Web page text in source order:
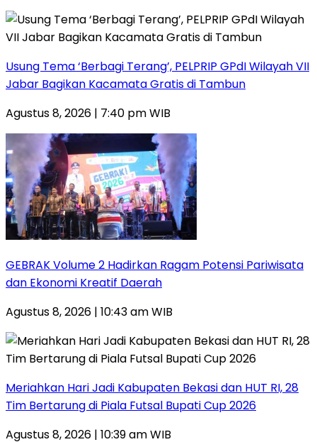
‎Usung Tema ‘Berbagi Terang’, PELPRIP GPdI Wilayah VII
Jabar Bagikan Kacamata Gratis di Tambun
Agustus 8, 2026 | 7:40 pm WIB
GEBRAK Volume 2 Hadirkan Ragam Potensi Pariwisata
dan Ekonomi Kreatif Daerah
Agustus 8, 2026 | 10:43 am WIB
Meriahkan Hari Jadi Kabupaten Bekasi dan HUT RI, 28
Tim Bertarung di Piala Futsal Bupati Cup 2026
Agustus 8, 2026 | 10:39 am WIB